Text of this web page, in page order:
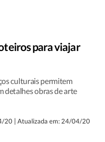
para viajar
culturais permitem
detalhes obras de arte
20 | Atualizada em: 24/04/20